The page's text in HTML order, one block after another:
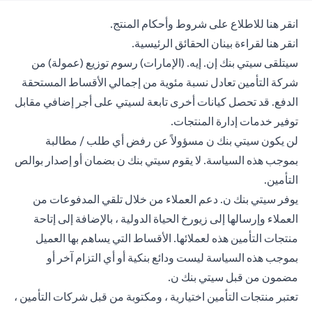
انقر هنا للاطلاع على شروط وأحكام المنتج.
انقر هنا لقراءة بينان الحقائق الرئيسية.
سيتلقى سيتي بنك إن. إيه. (الإمارات) رسوم توزيع (عمولة) من
شركة التأمين تعادل نسبة مئوية من إجمالي الأقساط المستحقة
الدفع. قد تحصل كيانات أخرى تابعة لسيتي على أجر إضافي مقابل
توفير خدمات إدارة المنتجات.
لن يكون سيتي بنك ن مسؤولاً عن رفض أي طلب / مطالبة
بموجب هذه السياسة. لا يقوم سيتي بنك ن بضمان أو إصدار بوالص
التأمين.
يوفر سيتي بنك ن. دعم العملاء من خلال تلقي المدفوعات من
العملاء وإرسالها إلى زيورخ الحياة الدولية ، بالإضافة إلى إتاحة
منتجات التأمين هذه لعملائها. الأقساط التي يساهم بها العميل
بموجب هذه السياسة ليست ودائع بنكية أو أي التزام آخر أو
مضمون من قبل سيتي بنك ن.
تعتبر منتجات التأمين اختيارية ، ومكتوبة من قبل شركات التأمين ،